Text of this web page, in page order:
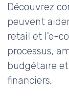
Découvrez
peuvent
retail et l'e-
processus,
budgétaire
financiers.